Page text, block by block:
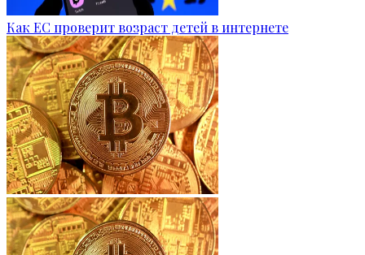
Как ЕС проверит возраст детей в интернете